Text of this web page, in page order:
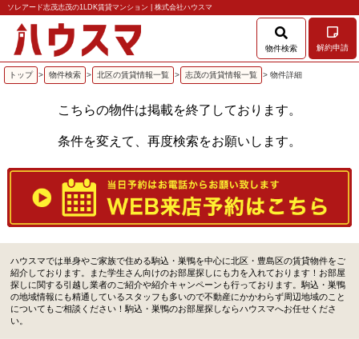
ソレアード志茂志茂の1LDK賃貸マンション | 株式会社ハウスマ
物件検索 解約申請
トップ > 物件検索 > 北区の賃貸情報一覧 > 志茂の賃貸情報一覧 > 物件詳細
こちらの物件は掲載を終了しております。
条件を変えて、再度検索をお願いします。
ハウスマでは単身やご家族で住める駒込・巣鴨を中心に北区・豊島区の賃貸物件をご
紹介しております。また学生さん向けのお部屋探しにも力を入れております！お部屋
探しに関する引越し業者のご紹介や紹介キャンペーンも行っております。駒込・巣鴨
の地域情報にも精通しているスタッフも多いので不動産にかかわらず周辺地域のこと
についてもご相談ください！駒込・巣鴨のお部屋探しならハウスマへお任せくださ
い。